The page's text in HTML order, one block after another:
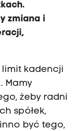
zmiana i
limit kadencji
Mamy
żeby radni
spółek,
być tego,